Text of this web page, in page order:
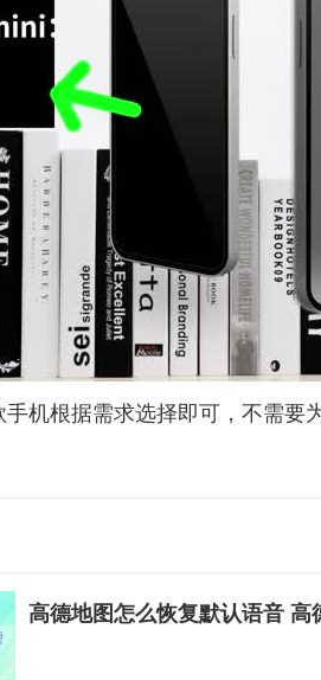
根据需求选择即可，不需要为
高德地图怎么恢复默认语音